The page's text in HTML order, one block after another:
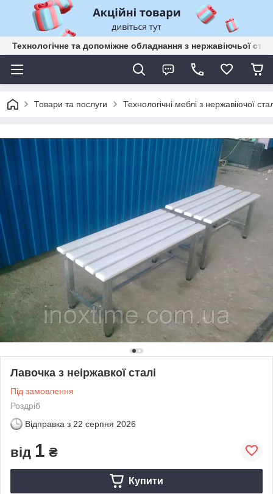
Технологічне та допоміжне обладнання з нержавіючьої
Товари та послуги Технологічні меблі з нержавіючої
Лавочка з неіржавкої сталі
Під замовлення
Роздріб
Відправка з 22 серпня 2026
від 1 ₴
Купити